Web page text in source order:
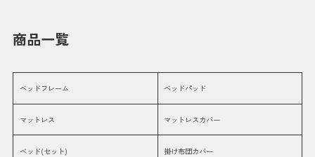
商品一覧
ベッドフレーム
マットレス
ベッド(セット)
ベッドパッド
マットレスカバー
掛け布団カバー